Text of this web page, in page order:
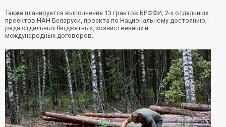
Также планируется выполнение 13 грантов БРФФИ, 2-х отдельных
проектов НАН Беларуси, проекта по Национальному достоянию,
ряда отдельных бюджетных, хозяйственных и
международных договоров.